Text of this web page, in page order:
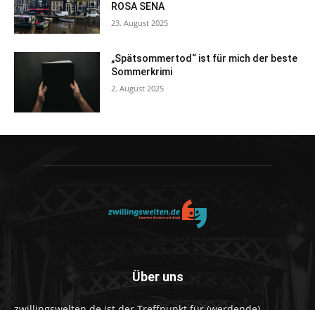
ROSA SENA
23. August 2025
„Spätsommertod“ ist für mich der beste
Sommerkrimi
2. August 2025
Über uns